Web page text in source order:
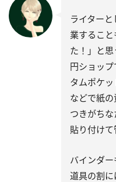
ライター
業するこ
た！」と
円ショッ
タムポケ
などで紙
つきがち
貼り付けて
バインダ
道具の割